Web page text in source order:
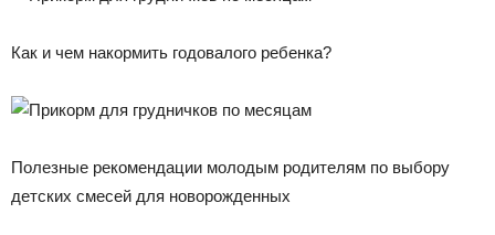
Как и чем накормить годовалого ребенка?
Полезные рекомендации молодым родителям по выбору
детских смесей для новорожденных